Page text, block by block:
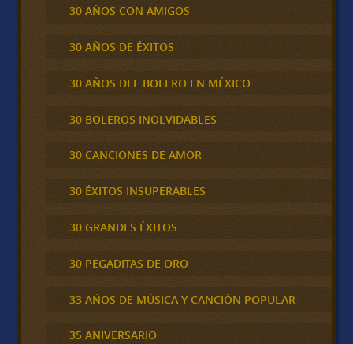
30 AÑOS CON AMIGOS
30 AÑOS DE ÉXITOS
30 AÑOS DEL BOLERO EN MÉXICO
30 BOLEROS INOLVIDABLES
30 CANCIONES DE AMOR
30 ÉXITOS INSUPERABLES
30 GRANDES ÉXITOS
30 PEGADITAS DE ORO
33 AÑOS DE MÚSICA Y CANCIÓN POPULAR
35 ANIVERSARIO